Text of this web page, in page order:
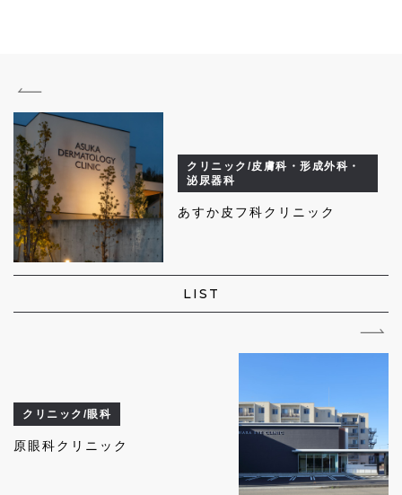
クリニック/皮膚科・形成外科・
泌尿器科
あすか皮フ科クリニック
LIST
クリニック/眼科
原眼科クリニック